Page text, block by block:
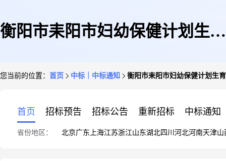
衡阳市耒阳市妇幼保健计划生育
您当前的位置： 首页 中标｜中标通知 衡阳市耒阳市妇幼保健计划生
首页 招标预告 招标公告 重新招标 中标通知
省份地区： 北京广东 上海江苏浙江山东湖北四川 河北河南天津山